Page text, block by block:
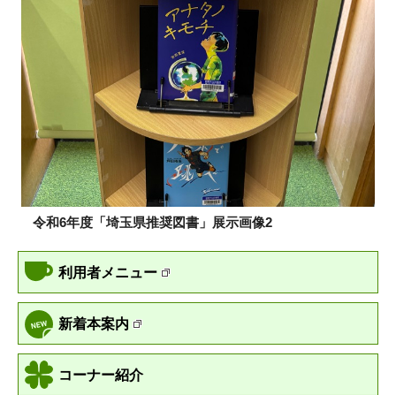
利用者メニュー
新着本案内
コーナー紹介
令和6年度「埼玉県推奨図書」展示画像2